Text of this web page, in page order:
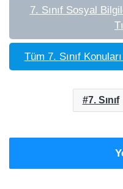
7. Sınıf Sosyal
Tüm 7. Sınıf
7. Sınıf